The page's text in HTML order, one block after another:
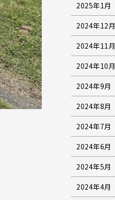
2025年1月
2024年12月
2024年11月
2024年10月
2024年9月
2024年8月
2024年7月
2024年6月
2024年5月
2024年4月